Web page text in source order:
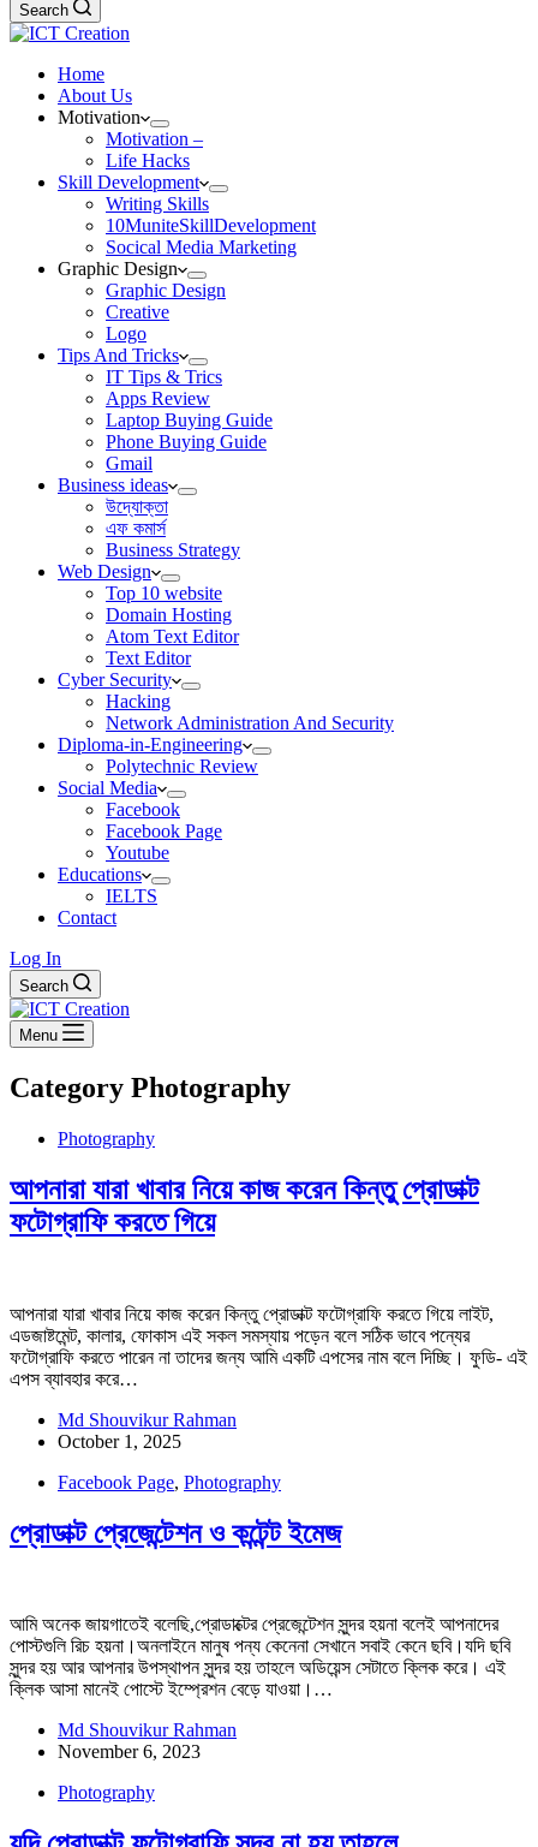
Search
Home
About Us
Motivation
Motivation –
Life Hacks
Skill Development
Writing Skills
10MuniteSkillDevelopment
Socical Media Marketing
Graphic Design
Graphic Design
Creative
Logo
Tips And Tricks
IT Tips & Trics
Apps Review
Laptop Buying Guide
Phone Buying Guide
Gmail
Business ideas
উদ্যোক্তা
এফ কমার্স
Business Strategy
Web Design
Top 10 website
Domain Hosting
Atom Text Editor
Text Editor
Cyber Security
Hacking
Network Administration And Security
Diploma-in-Engineering
Polytechnic Review
Social Media
Facebook
Facebook Page
Youtube
Educations
IELTS
Contact
Log In
Search
Menu
Category Photography
Photography
আপনারা যারা খাবার নিয়ে কাজ করেন কিন্তু প্রোডাক্ট
ফটোগ্রাফি করতে গিয়ে
আপনারা যারা খাবার নিয়ে কাজ করেন কিন্তু প্রোডাক্ট ফটোগ্রাফি করতে গিয়ে লাইট,
এডজাষ্টমেন্ট, কালার, ফোকাস এই সকল সমস্যায় পড়েন বলে সঠিক ভাবে পন্যের
ফটোগ্রাফি করতে পারেন না তাদের জন্য আমি একটি এপসের নাম বলে দিচ্ছি। ফুডি- এই
এপস ব্যাবহার করে…
Md Shouvikur Rahman
October 1, 2025
Facebook Page, Photography
প্রোডাক্ট প্রেজেন্টেশন ও কন্টেন্ট ইমেজ
আমি অনেক জায়গাতেই বলেছি,প্রোডাক্টের প্রেজেন্টেশন সুন্দর হয়না বলেই আপনাদের
পোস্টগুলি রিচ হয়না।অনলাইনে মানুষ পন্য কেনেনা সেখানে সবাই কেনে ছবি।যদি ছবি
সুন্দর হয় আর আপনার উপস্থাপন সুন্দর হয় তাহলে অডিয়েন্স সেটাতে ক্লিক করে। এই
ক্লিক আসা মানেই পোস্টে ইম্প্রেশন বেড়ে যাওয়া।…
Md Shouvikur Rahman
November 6, 2023
Photography